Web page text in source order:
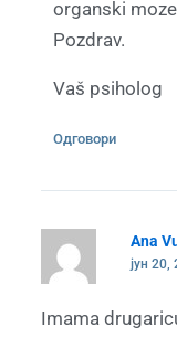
organski
Pozdrav.
Vaš psiholog
Одговори
Ana
јун 20,
Imama